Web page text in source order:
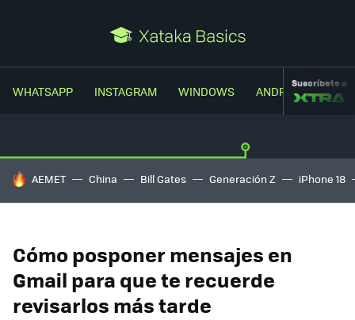
WHATSAPP INSTAGRAM WINDOWS ANDROIDSuscríbete a
HOY SE HABLA DE
AEMET China Bill Gates Generación Z iPhone 18
Cómo posponer mensajes en
Gmail para que te recuerde
revisarlos más tarde